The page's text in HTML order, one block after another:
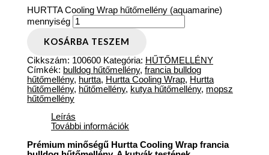
HURTTA Cooling Wrap hűtőmellény (aquamarine)
mennyiség
KOSÁRBA TESZEM
Cikkszám: 100600 Kategória: HŰTŐMELLÉNY
Címkék: bulldog hűtőmellény,francia bulldog
hűtőmellény, hurtta, Hurtta Cooling Wrap, Hurtta
hűtőmellény, hűtőmellény, kutya hűtőmellény, mopsz
hűtőmellény
Leírás
További információk
Prémium minőségű Hurtta Cooling Wrap francia